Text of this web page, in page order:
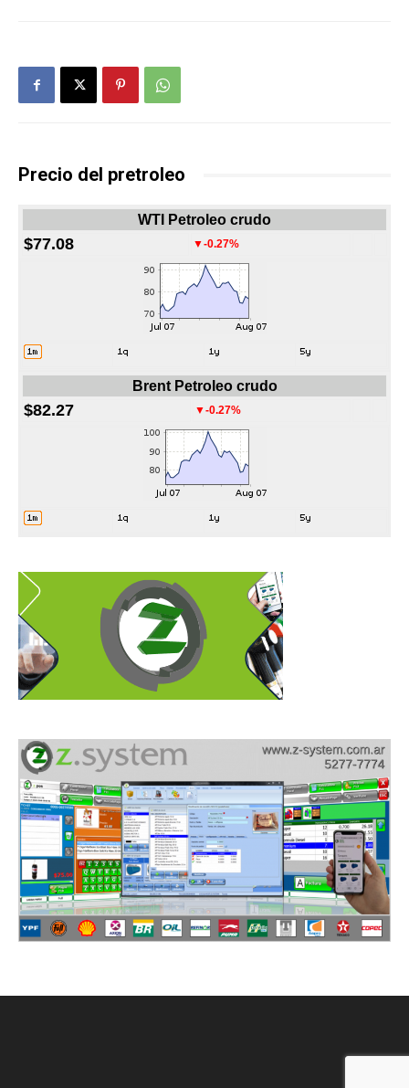
Precio del pretroleo
WTI Petroleo crudo
$77.08 ▼-0.27%
Brent Petroleo crudo
$82.27 ▼-0.27%